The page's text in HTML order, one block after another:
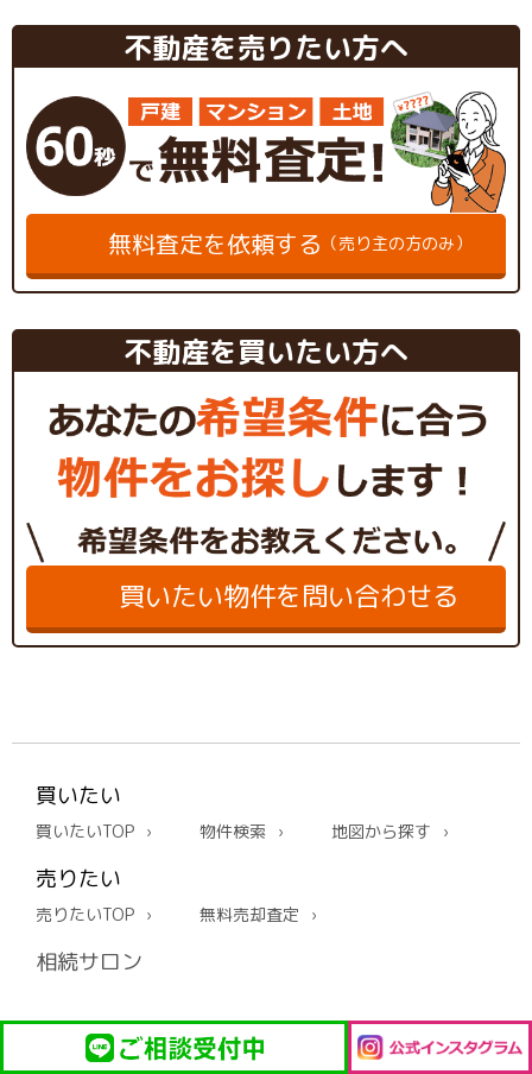
不動産を売りたい方へ
無料査定を依頼する （売り主の方のみ）
不動産を買いたい方へ
買いたい物件を問い合わせる
買いたい
買いたいTOP 物件検索 地図から探す
売りたい
売りたいTOP 無料売却査定
相続サロン